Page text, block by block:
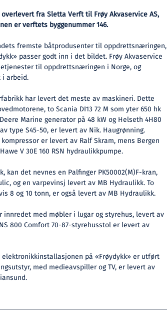
fra Sletta Verft til Frøy Akvaservice AS,
er verftets byggenummer 146.
fremste båtprodusenter til oppdrettsnæringen,
passer godt inn i det bildet. Frøy Akvaservice
til oppdrettsnæringen i Norge, og
i arbeid.
har levert det meste av maskineri. Dette
to Scania DI13 72 M som yter 650 hk
Marine generator på 48 kW og Helseth 4H80
type S45-50, er levert av Nik. Haugrønning.
er levert av Ralf Skram, mens Bergen
V 30E 160 RSN hydraulikkpumpe.
kan det nevnes en Palfinger PK50002(M)F-kran,
og en varpevinsj levert av MB Hydraulikk. To
8 og 10 tonn, er også levert av MB Hydraulikk.
innredet med møbler i lugar og styrehus, levert av
800 Comfort 70-87-styrehusstol er levert av
på «Frøydykk» er utført
med medieavspiller og TV, er levert av